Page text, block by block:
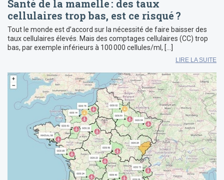
Santé de la mamelle : des taux
cellulaires trop bas, est ce risqué ?
Tout le monde est d’accord sur la nécessité de faire baisser des
taux cellulaires élevés. Mais des comptages cellulaires (CC) trop
bas, par exemple inférieurs à 100 000 cellules/ml, […]
LIRE LA SUITE